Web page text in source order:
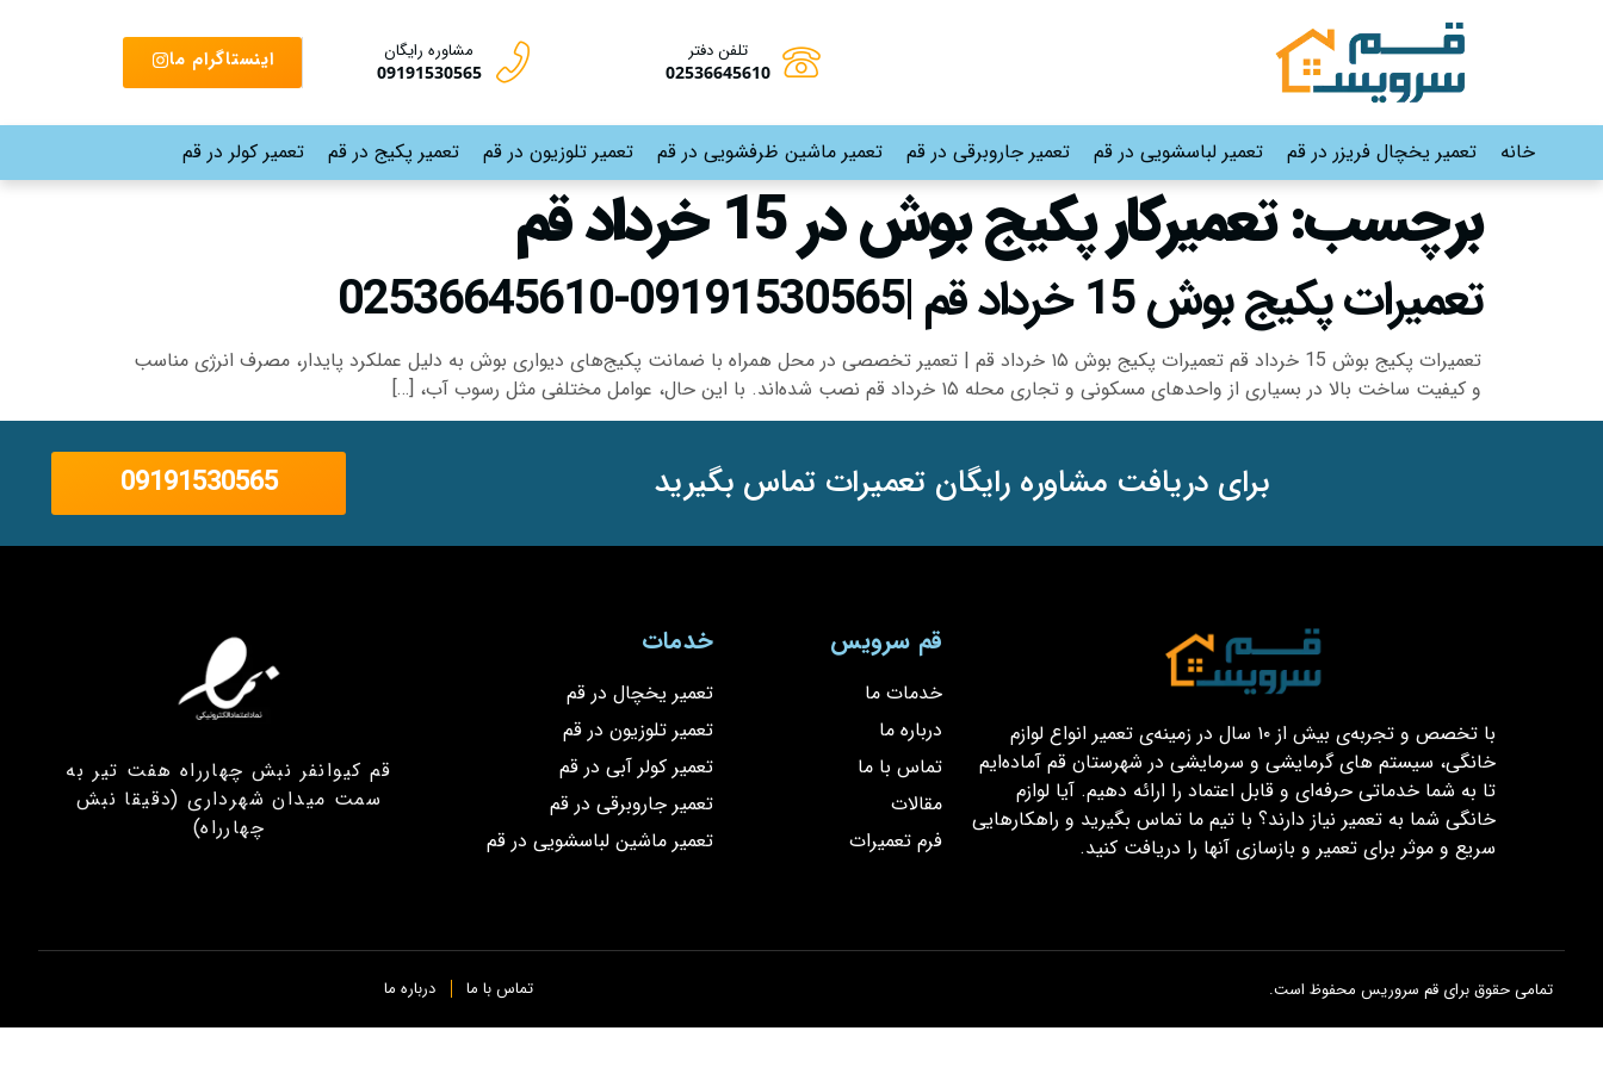
تلفن دفتر
02536645610
مشاوره رایگان
09191530565 اینستاگرام ما
خانه تعمیر یخچال فریزر در قم تعمیر لباسشویی در قم تعمیر جاروبرقی در قم تعمیر ماشین ظرفشویی در قم تعمیر تلوزیون در قم تعمیر پکیج در قم تعمیر کولر در قم
برچسب:تعمیرکار پکیج بوش در 15 خرداد قم
تعمیرات پکیج بوش 15 خرداد قم |09191530565-02536645610
تعمیرات پکیج بوش 15 خرداد قم تعمیرات پکیج بوش ۱۵ خرداد قم | تعمیر تخصصی در محل همراه با ضمانت پکیج‌های دیواری بوش به دلیل عملکرد پایدار، مصرف انرژی مناسب
و کیفیت ساخت بالا در بسیاری از واحدهای مسکونی و تجاری محله ۱۵ خرداد قم نصب شده‌اند. با این حال، عوامل مختلفی مثل رسوب آب، […]
برای دریافت مشاوره رایگان تعمیرات تماس بگیرید 09191530565
با تخصص و تجربه‌ی بیش از ۱۰ سال در زمینه‌ی تعمیر انواع لوازم
خانگی، سیستم های گرمایشی و سرمایشی در شهرستان قم آماده‌ایم
تا به شما خدماتی حرفه‌ای و قابل اعتماد را ارائه دهیم. آیا لوازم
خانگی شما به تعمیر نیاز دارند؟ با تیم ما تماس بگیرید و راهکارهایی
سریع و موثر برای تعمیر و بازسازی آنها را دریافت کنید.
قم سرویس
خدمات ما
درباره ما
تماس با ما
مقالات
فرم تعمیرات
خدمات
تعمیر یخچال در قم
تعمیر تلوزیون در قم
تعمیر کولر آبی در قم
تعمیر جاروبرقی در قم
تعمیر ماشین لباسشویی در قم
قم کیوانفر نبش چهارراه هفت تیر به
سمت میدان شهرداری (دقیقا نبش
چهارراه)
تمامی حقوق برای قم سروریس محفوظ است. تماس با ما درباره ما